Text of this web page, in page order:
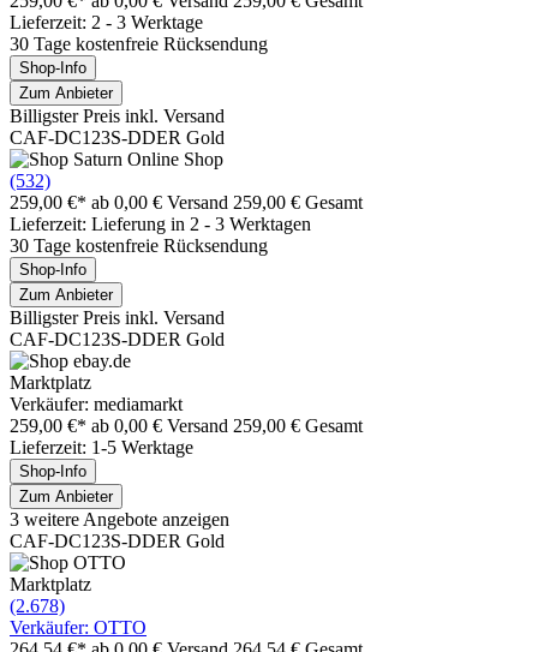
Lieferzeit: 2 - 3 Werktage
30 Tage kostenfreie Rücksendung
Shop-Info
Zum Anbieter
Billigster Preis inkl. Versand
CAF-DC123S-DDER Gold
(532)
259,00 €* ab 0,00 € Versand 259,00 € Gesamt
Lieferzeit: Lieferung in 2 - 3 Werktagen
30 Tage kostenfreie Rücksendung
Shop-Info
Zum Anbieter
Billigster Preis inkl. Versand
CAF-DC123S-DDER Gold
Marktplatz
Verkäufer: mediamarkt
259,00 €* ab 0,00 € Versand 259,00 € Gesamt
Lieferzeit: 1-5 Werktage
Shop-Info
Zum Anbieter
3 weitere Angebote anzeigen
CAF-DC123S-DDER Gold
Marktplatz
(2.678)
Verkäufer: OTTO